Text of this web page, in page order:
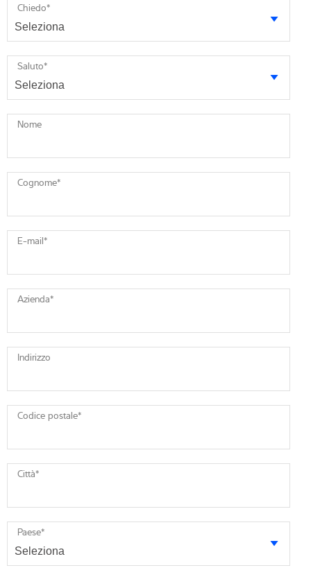
Chiedo*
Saluto*
Nome
Cognome*
E-mail*
Azienda*
Indirizzo
Codice postale*
Città*
Paese*